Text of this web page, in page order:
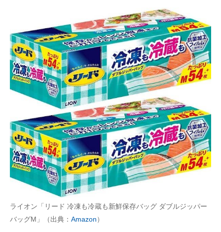
ライオン「リード 冷凍も冷蔵も新鮮保存バッグ ダブルジッパー
バッグM」（出典： Amazon）